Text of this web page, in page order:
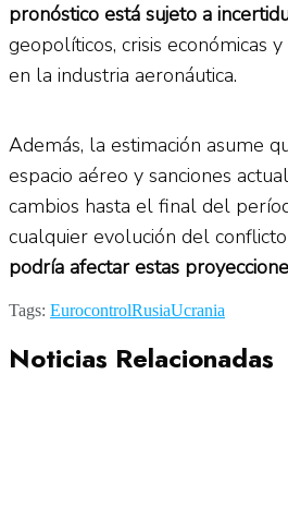
pronóstico está sujeto a
geopolíticos, crisis económicas
en la industria aeronáutica.
Además, la estimación asume
espacio aéreo y sanciones
cambios hasta el final del
cualquier evolución del conflicto
podría afectar estas
Tags: EurocontrolRusiaUcrania
Noticias Relacionadas